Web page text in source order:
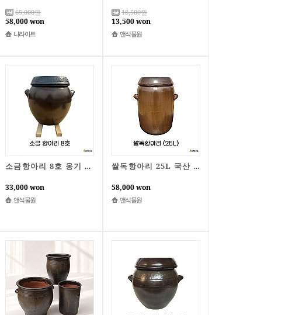
65,000원
58,000 won
나라아트
18,500원
13,500 won
앤식물원
소금항아리 8호 옹기 국내 자체제작 소금보관 간수항아리 나라아트
33,000 won
앤식물원
쌀독항아리 25L 국산 자체제작
58,000 won
앤식물원